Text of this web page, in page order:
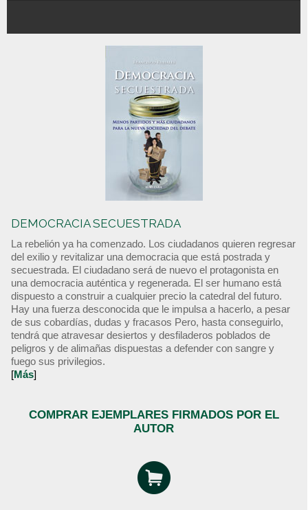
DEMOCRACIA SECUESTRADA
La rebelión ya ha comenzado. Los ciudadanos quieren regresar
del exilio y revitalizar una democracia que está postrada y
secuestrada. El ciudadano será de nuevo el protagonista en
una democracia auténtica y regenerada. El ser humano está
dispuesto a construir a cualquier precio la catedral del futuro.
Hay una fuerza desconocida que le impulsa a hacerlo, a pesar
de sus cobardías, dudas y fracasos Pero, hasta conseguirlo,
tendrá que atravesar desiertos y desfiladeros poblados de
peligros y de alimañas dispuestas a defender con sangre y
fuego sus privilegios.
[Más]
COMPRAR EJEMPLARES FIRMADOS POR EL
AUTOR